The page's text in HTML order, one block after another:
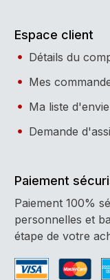
Espace client
Détails du
Mes
Ma liste d'envie
Demande
Paiement
Paiement 100%
personnelles et
étape de votre